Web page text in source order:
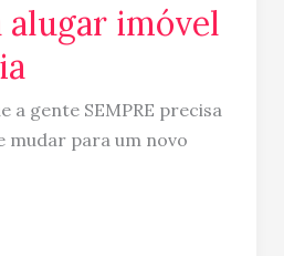
alugar imóvel
a gente SEMPRE precisa
mudar para um novo